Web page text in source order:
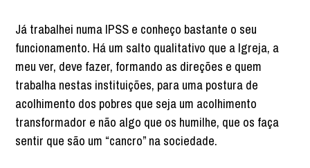
Já trabalhei numa IPSS e conheço bastante o seu
funcionamento. Há um salto qualitativo que a Igreja, a
meu ver, deve fazer, formando as direções e quem
trabalha nestas instituições, para uma postura de
acolhimento dos pobres que seja um acolhimento
transformador e não algo que os humilhe, que os faça
sentir que são um “cancro” na sociedade.